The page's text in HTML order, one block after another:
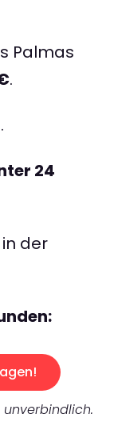
Palmas
.
24
in der
unverbindlich.